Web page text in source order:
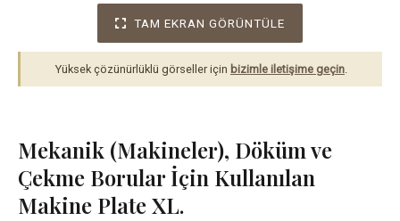
TAM EKRAN GÖRÜNTÜLE
Yüksek çözünürlüklü görseller için bizimle iletişime geçin.
Mekanik (Makineler), Döküm ve
Çekme Borular İçin Kullanılan
Makine Plate XL.